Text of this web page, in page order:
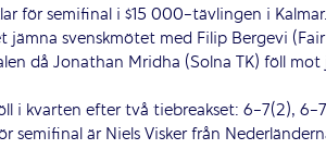
för semifinal i $15 000-tävlingen i Kalmar.
jämna svenskmötet med Filip Bergevi
då Jonathan Mridha (Solna TK) föll
i kvarten efter två tiebreakset: 6-7(2),
semifinal är Niels Visker från